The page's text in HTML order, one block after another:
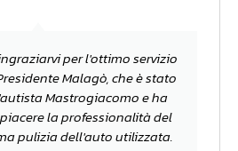
per l'ottimo servizio
Malagò, che è stato
Mastrogiacomo e ha
la professionalità del
pulizia dell'auto utilizzata.